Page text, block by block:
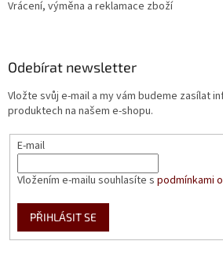
Vrácení, výměna a reklamace zboží
Odebírat newsletter
Vložte svůj e-mail a my vám budeme zasílat
produktech na našem e-shopu.
E-mail
Vložením e-mailu souhlasíte s podmínkami
PŘIHLÁSIT SE